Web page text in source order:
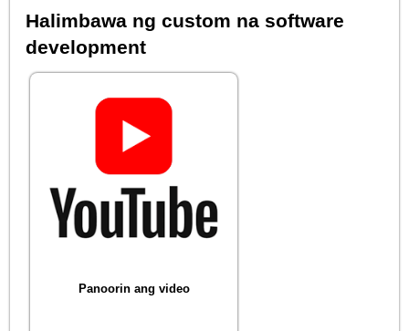
Halimbawa ng custom na software
development
Panoorin ang video